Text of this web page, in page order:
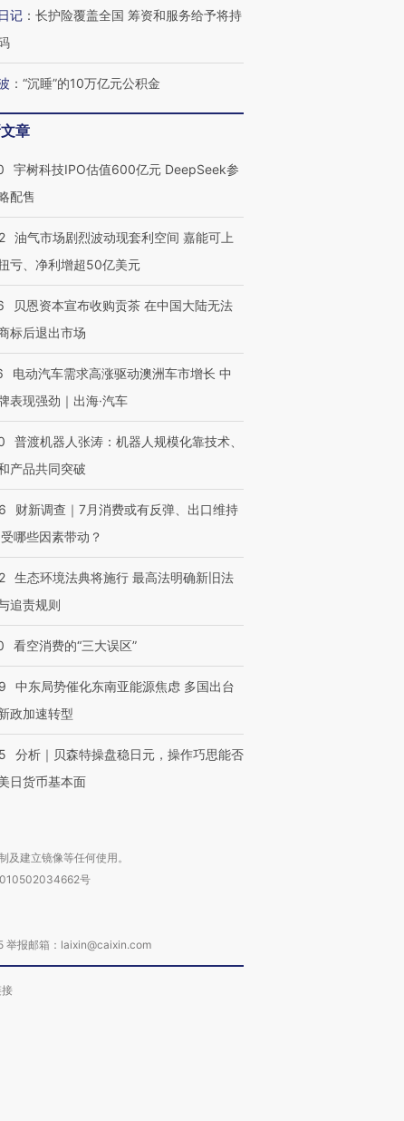
记 ： 长护险覆盖全国 筹资和服务给予将持
： “沉睡”的10万亿元公积金
章
宇树科技IPO估值600亿元 DeepSeek参
配售
油气市场剧烈波动现套利空间 嘉能可上
亏、净利增超50亿美元
贝恩资本宣布收购贡茶 在中国大陆无法
标后退出市场
电动汽车需求高涨驱动澳洲车市增长 中
表现强劲｜出海·汽车
普渡机器人张涛：机器人规模化靠技术、
产品共同突破
财新调查｜7月消费或有反弹、出口维持
哪些因素带动？
生态环境法典将施行 最高法明确新旧法
追责规则
看空消费的“三大误区”
中东局势催化东南亚能源焦虑 多国出台
政加速转型
分析｜贝森特操盘稳日元，操作巧思能否
日货币基本面
建立镜像等任何使用。
号
报邮箱：laixin@caixin.com